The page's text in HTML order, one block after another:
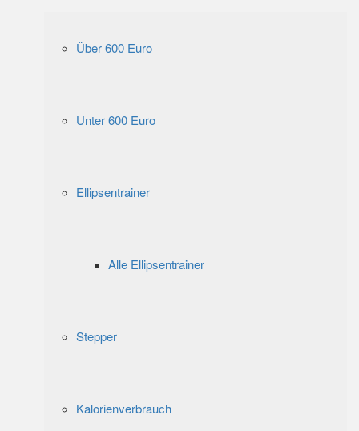
Über 600 Euro
Unter 600 Euro
Ellipsentrainer
Alle Ellipsentrainer
Stepper
Kalorienverbrauch